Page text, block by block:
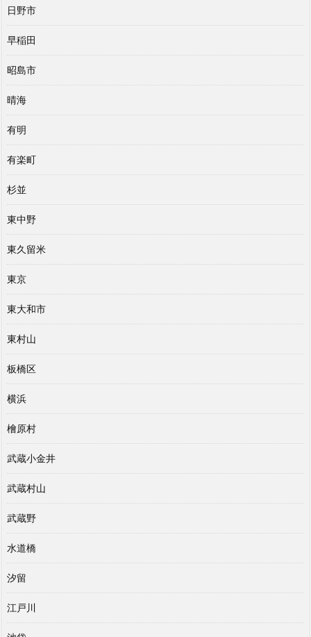
日野市
早稲田
昭島市
晴海
有明
有楽町
杉並
東中野
東久留米
東京
東大和市
東村山
板橋区
横浜
檜原村
武蔵小金井
武蔵村山
武蔵野
水道橋
汐留
江戸川